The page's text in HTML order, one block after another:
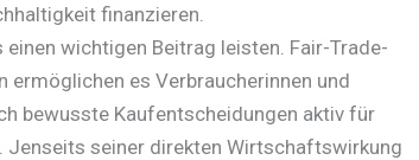
finanzieren.
wichtigen Beitrag leisten. Fair-Trade-
es Verbraucherinnen und
bewusste Kaufentscheidungen aktiv für
seiner direkten Wirtschaftswirkung